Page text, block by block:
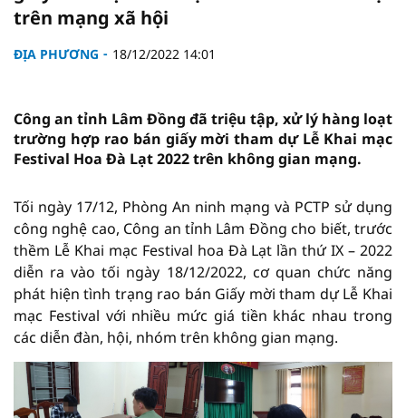
trên mạng xã hội
ĐỊA PHƯƠNG 18/12/2022 14:01
Công an tỉnh Lâm Đồng đã triệu tập, xử lý hàng loạt
trường hợp rao bán giấy mời tham dự Lễ Khai mạc
Festival Hoa Đà Lạt 2022 trên không gian mạng.
Tối ngày 17/12, Phòng An ninh mạng và PCTP sử dụng
công nghệ cao, Công an tỉnh Lâm Đồng cho biết, trước
thềm Lễ Khai mạc Festival hoa Đà Lạt lần thứ IX – 2022
diễn ra vào tối ngày 18/12/2022, cơ quan chức năng
phát hiện tình trạng rao bán Giấy mời tham dự Lễ Khai
mạc Festival với nhiều mức giá tiền khác nhau trong
các diễn đàn, hội, nhóm trên không gian mạng.